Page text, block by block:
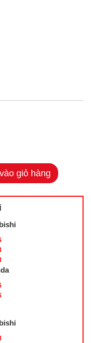
giỏ hàng